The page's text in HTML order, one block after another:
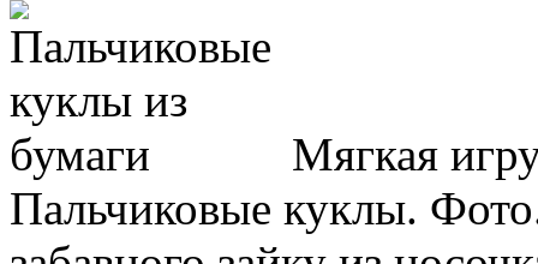
Мягкая
Пальчиковые куклы.